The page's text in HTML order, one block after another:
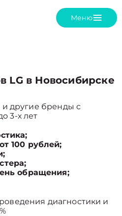
Меню
LG в Новосибирске
и другие бренды с
3-х лет
100 рублей;
обращения;
диагностики и